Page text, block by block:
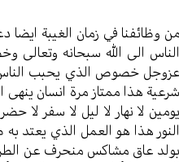
من وظائفنا في زمان الغيبة ايضا
الناس الى الله سبحانه
عزوجل خصوص الذي يحبب الناس
شرعية هذا ممتاز مرة انسان ينهى
يومين لا نهار لا ليل لا سفر
النور هذا هو العمل الذي يعتد به
بولد عاق مشاكس منحرف عن